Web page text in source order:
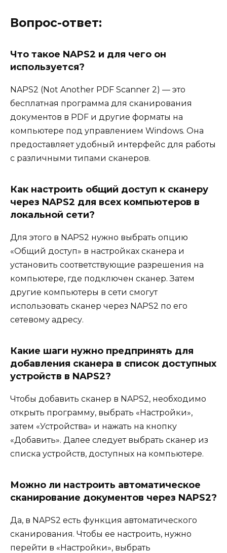
Вопрос-ответ:
Что такое NAPS2 и для чего он
используется?
NAPS2 (Not Another PDF Scanner 2) — это
бесплатная программа для сканирования
документов в PDF и другие форматы на
компьютере под управлением Windows. Она
предоставляет удобный интерфейс для работы
с различными типами сканеров.
Как настроить общий доступ к сканеру
через NAPS2 для всех компьютеров в
локальной сети?
Для этого в NAPS2 нужно выбрать опцию
«Общий доступ» в настройках сканера и
установить соответствующие разрешения на
компьютере, где подключен сканер. Затем
другие компьютеры в сети смогут
использовать сканер через NAPS2 по его
сетевому адресу.
Какие шаги нужно предпринять для
добавления сканера в список доступных
устройств в NAPS2?
Чтобы добавить сканер в NAPS2, необходимо
открыть программу, выбрать «Настройки»,
затем «Устройства» и нажать на кнопку
«Добавить». Далее следует выбрать сканер из
списка устройств, доступных на компьютере.
Можно ли настроить автоматическое
сканирование документов через NAPS2?
Да, в NAPS2 есть функция автоматического
сканирования. Чтобы ее настроить, нужно
перейти в «Настройки», выбрать